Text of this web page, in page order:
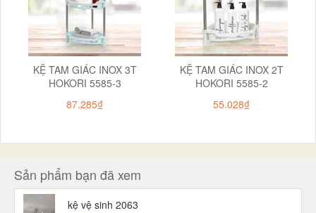
KỆ TAM GIÁC INOX 3T
HOKORI 5585-3
87.285₫
KỆ TAM GIÁC INOX 2T
HOKORI 5585-2
55.028₫
Sản phẩm bạn đã xem
kệ vệ sinh 2063